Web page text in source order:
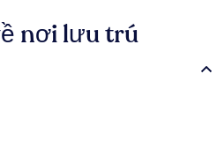
nơi lưu trú